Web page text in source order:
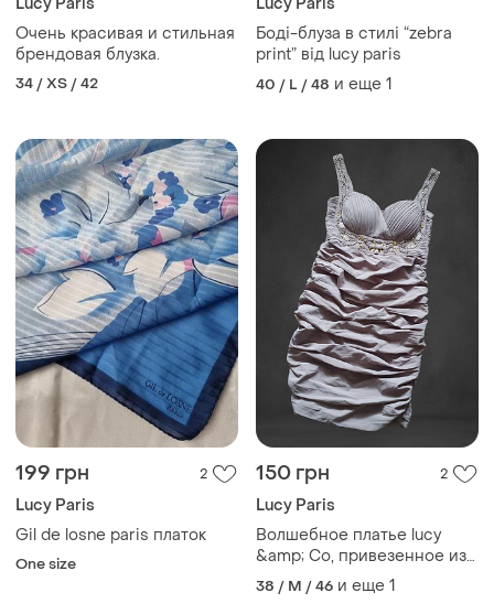
Очень красивая и стильная
брендовая блузка.
34 / XS / 42
Боді-блуза в стилі “zebra
print” від lucy paris
40 / L / 48 и еще 1
199 грн 2
Lucy Paris
Gil de losne paris платок
One size
150 грн 2
Lucy Paris
Волшебное платье lucy
&amp; Co, привезенное из
сша!
38 / M / 46 и еще 1